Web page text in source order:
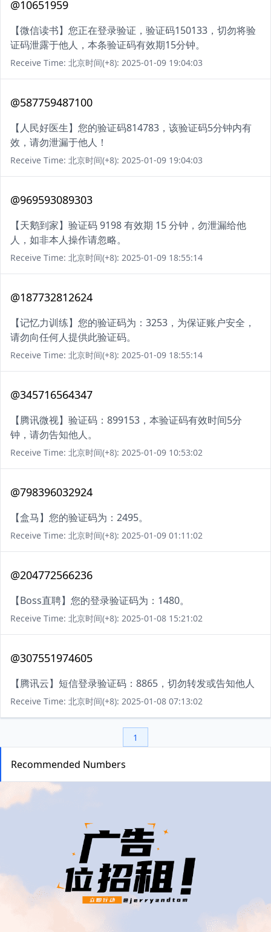
@10651959
【微信读书】您正在登录验证，验证码150133，切勿将验
证码泄露于他人，本条验证码有效期15分钟。
Receive Time: 北京时间(+8): 2025-01-09 19:04:03
@587759487100
【人民好医生】您的验证码814783，该验证码5分钟内有
效，请勿泄漏于他人！
Receive Time: 北京时间(+8): 2025-01-09 19:04:03
@969593089303
【天鹅到家】验证码 9198 有效期 15 分钟，勿泄漏给他
人，如非本人操作请忽略。
Receive Time: 北京时间(+8): 2025-01-09 18:55:14
@187732812624
【记忆力训练】您的验证码为：3253，为保证账户安全，
请勿向任何人提供此验证码。
Receive Time: 北京时间(+8): 2025-01-09 18:55:14
@345716564347
【腾讯微视】验证码：899153，本验证码有效时间5分
钟，请勿告知他人。
Receive Time: 北京时间(+8): 2025-01-09 10:53:02
@798396032924
【盒马】您的验证码为：2495。
Receive Time: 北京时间(+8): 2025-01-09 01:11:02
@204772566236
【Boss直聘】您的登录验证码为：1480。
Receive Time: 北京时间(+8): 2025-01-08 15:21:02
@307551974605
【腾讯云】短信登录验证码：8865，切勿转发或告知他人
Receive Time: 北京时间(+8): 2025-01-08 07:13:02
1
Recommended Numbers